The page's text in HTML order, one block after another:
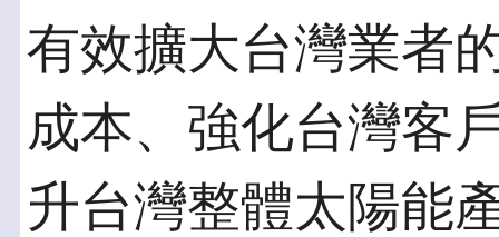
有效擴大台灣業者
成本、強化台灣客
升台灣整體太陽能